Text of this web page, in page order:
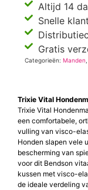
Altijd 14
Snelle
Gratis
Categorieën:Manden
Trixie Vital
Trixie Vital
een comfortabele,
vulling van visco-
Honden slapen vele
bescherming van
voor dit Bendson
kussen met visco-
de ideale verdeling